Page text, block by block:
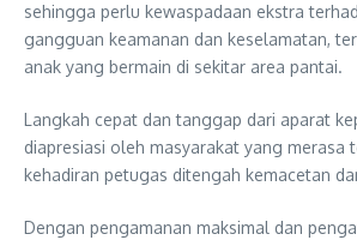
sehingga perlu kewaspadaan ekstra
gangguan keamanan dan keselamatan,
anak yang bermain di sekitar area pantai.
Langkah cepat dan tanggap dari aparat
diapresiasi oleh masyarakat yang merasa
kehadiran petugas ditengah kemacetan
Dengan pengamanan maksimal dan